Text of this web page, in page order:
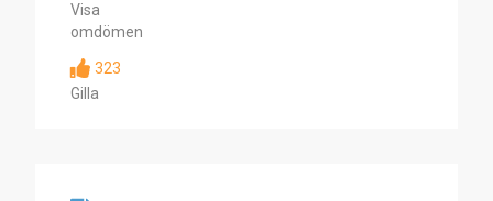
Visa
omdömen
323
Gilla